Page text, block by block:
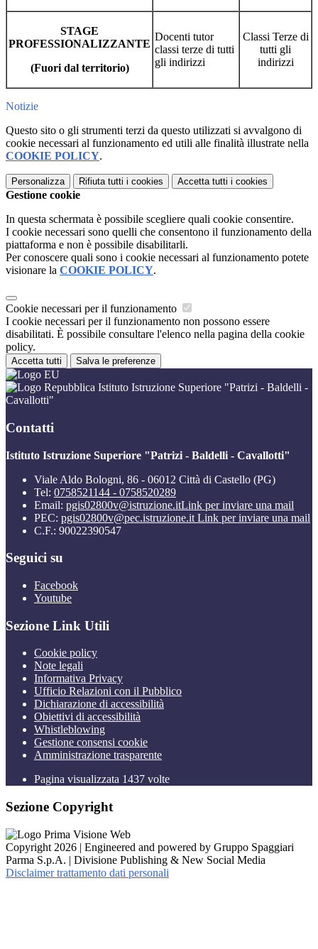
STAGE
PROFESSIONALIZZANTE
(Fuori dal territorio)
Docenti tutor
classi terze di tutti
gli indirizzi
Classi Terze di
tutti gli
indirizzi
Notizie
Questo sito o gli strumenti terzi da questo utilizzati si avvalgono di
cookie necessari al funzionamento ed utili alle finalità illustrate nella
COOKIE POLICY.
Personalizza Rifiuta tutti i cookies Accetta tutti i cookies
Gestione cookie
In questa schermata è possibile scegliere quali cookie consentire.
I cookie necessari sono quelli che consentono il funzionamento della
piattaforma e non è possibile disabilitarli.
Per conoscere quali sono i cookie necessari al funzionamento potete
visionare la COOKIE POLICY.
Cookie necessari per il funzionamento
I cookie necessari per il funzionamento non possono essere
disabilitati. È possibile consultare l'elenco nella pagina della cookie
policy.
Accetta tutti Salva le preferenze
Istituto Istruzione Superiore "Patrizi - Baldelli -
Cavallotti"
Contatti
Istituto Istruzione Superiore "Patrizi - Baldelli - Cavallotti"
Viale Aldo Bologni, 86 - 06012 Città di Castello (PG)
Tel: 0758521144 - 0758520289
Email: pgis02800v@istruzione.itLink per inviare una mail
PEC: pgis02800v@pec.istruzione.it Link per inviare una mail
C.F.: 90022390547
Seguici su
Facebook
Youtube
Sezione Link Utili
Cookie policy
Note legali
Informativa Privacy
Ufficio Relazioni con il Pubblico
Dichiarazione di accessibilità
Obiettivi di accessibilità
Whistleblowing
Gestione consensi cookie
Amministrazione trasparente
Pagina visualizzata 1437 volte
Sezione Copyright
Copyright 2026 | Engineered and powered by Gruppo Spaggiari
Parma S.p.A. | Divisione Publishing & New Social Media
Disclaimer trattamento dati personali